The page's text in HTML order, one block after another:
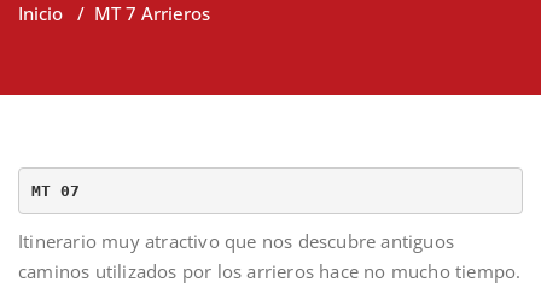
Inicio / MT 7 Arrieros
MT 07
Itinerario muy atractivo que nos descubre antiguos
caminos utilizados por los arrieros hace no mucho tiempo.